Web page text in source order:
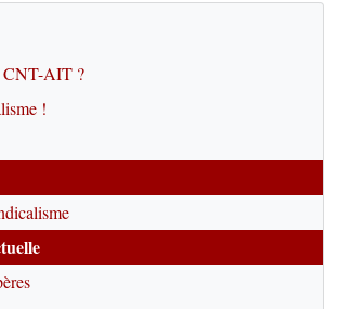
CNT-AIT ?
!